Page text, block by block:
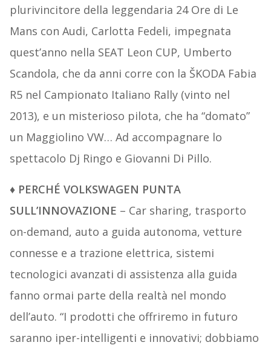
plurivincitore della leggendaria 24 Ore di Le
Mans con Audi, Carlotta Fedeli, impegnata
quest’anno nella SEAT Leon CUP, Umberto
Scandola, che da anni corre con la ŠKODA Fabia
R5 nel Campionato Italiano Rally (vinto nel
2013), e un misterioso pilota, che ha “domato”
un Maggiolino VW… Ad accompagnare lo
spettacolo Dj Ringo e Giovanni Di Pillo.
♦ PERCHÉ VOLKSWAGEN PUNTA
SULL’INNOVAZIONE – Car sharing, trasporto
on-demand, auto a guida autonoma, vetture
connesse e a trazione elettrica, sistemi
tecnologici avanzati di assistenza alla guida
fanno ormai parte della realtà nel mondo
dell’auto. “I prodotti che offriremo in futuro
saranno iper-intelligenti e innovativi; dobbiamo